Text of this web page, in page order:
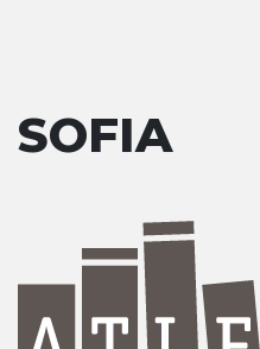
SOFIA